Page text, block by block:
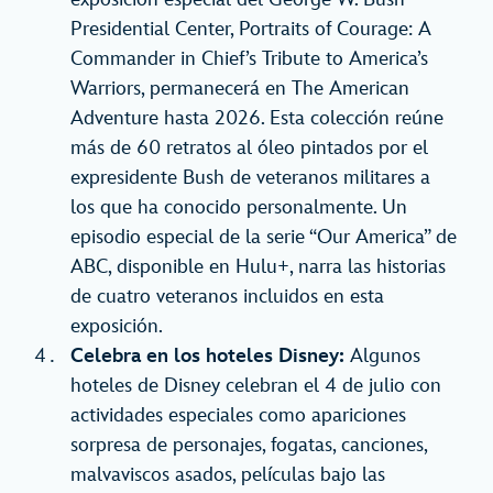
Presidential Center, Portraits of Courage: A
Commander in Chief’s Tribute to America’s
Warriors, permanecerá en The American
Adventure hasta 2026. Esta colección reúne
más de 60 retratos al óleo pintados por el
expresidente Bush de veteranos militares a
los que ha conocido personalmente. Un
episodio especial de la serie “Our America” de
ABC, disponible en Hulu+, narra las historias
de cuatro veteranos incluidos en esta
exposición.
Celebra en los hoteles Disney: Algunos
hoteles de Disney celebran el 4 de julio con
actividades especiales como apariciones
sorpresa de personajes, fogatas, canciones,
malvaviscos asados, películas bajo las